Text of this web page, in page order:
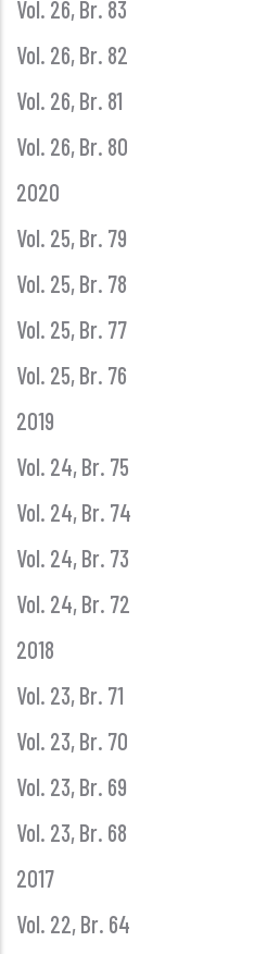
Vol. 26, Br. 83
Vol. 26, Br. 82
Vol. 26, Br. 81
Vol. 26, Br. 80
2020
Vol. 25, Br. 79
Vol. 25, Br. 78
Vol. 25, Br. 77
Vol. 25, Br. 76
2019
Vol. 24, Br. 75
Vol. 24, Br. 74
Vol. 24, Br. 73
Vol. 24, Br. 72
2018
Vol. 23, Br. 71
Vol. 23, Br. 70
Vol. 23, Br. 69
Vol. 23, Br. 68
2017
Vol. 22, Br. 64